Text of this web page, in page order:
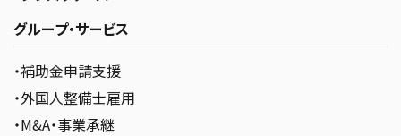
グループ・サービス
・補助金申請支援
・外国人整備士雇用
・M&A・事業承継